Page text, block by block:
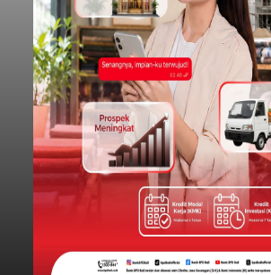
Dana Pusat Dipangkas,
Minta Pemkab Tabanan
Genjot PAD
balitribune.co.id I Tabanan - Badan
(Banggar) DPRD Tabanan mendesak
daerah setempat untuk melakukan
Pendapatan Asli Daerah (PAD) pada
anggaran 2027.
Optimalisasi penerimaan dari sisi PAD
perlu karena APBD Tabanan pada 2027
mengalami penurunan pendapatan,
akibat pemangkasan dana Transfer Ke
Daerah (TKD) dari pemerintah pusat.